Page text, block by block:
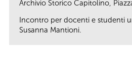
Archivio Storico Capitolino,
Incontro per docenti e studenti
Susanna Mantioni.